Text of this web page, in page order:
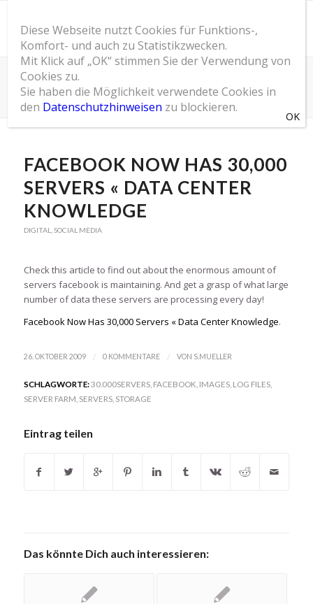
SOM Blog
Du bist hier: Startseite / SOM Blog / Digital /
Facebook Now Has 30,000 Servers « Data Center Knowledge
FACEBOOK NOW HAS 30,000
SERVERS « DATA CENTER
KNOWLEDGE
DIGITAL SOCIAL MEDIA
Check this article to find out about the enormous amount of
servers facebook is maintaining. And get a grasp of what large
number of data these servers are processing every day!
Facebook Now Has 30,000 Servers « Data Center Knowledge.
26. OKTOBER 2009 / 0 KOMMENTARE / VON S.MUELLER
SCHLAGWORTE:30.000SERVERS, FACEBOOK IMAGES, LOG FILES,
SERVER FARM SERVERS, STORAGE
Eintrag teilen
Das könnte Dich auch interessieren:
Diese Webseite nutzt Cookies für Funktions-,
Komfort- und auch zu Statistikzwecken.
Mit Klick auf „OK“ stimmen Sie der Verwendung von
Cookies zu.
Sie haben die Möglichkeit verwendete Cookies in
den Datenschutzhinweisen zu blockieren.